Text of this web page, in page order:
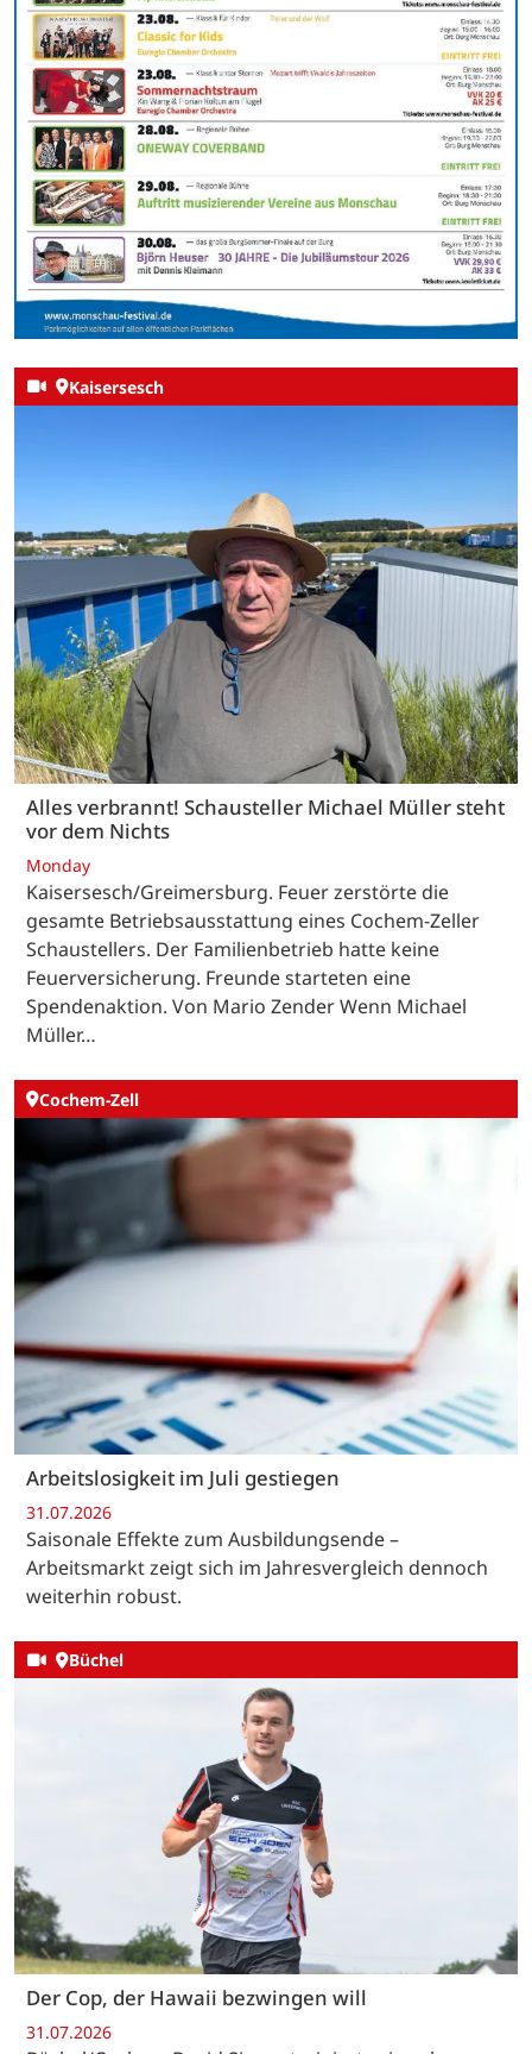
Kaisersesch
Alles verbrannt! Schausteller Michael Müller steht
vor dem Nichts
Monday
Kaisersesch/Greimersburg. Feuer zerstörte die
gesamte Betriebsausstattung eines Cochem-Zeller
Schaustellers. Der Familienbetrieb hatte keine
Feuerversicherung. Freunde starteten eine
Spendenaktion. Von Mario Zender Wenn Michael
Müller…
Cochem-Zell
Arbeitslosigkeit im Juli gestiegen
31.07.2026
Saisonale Effekte zum Ausbildungsende –
Arbeitsmarkt zeigt sich im Jahresvergleich dennoch
weiterhin robust.
Büchel
Der Cop, der Hawaii bezwingen will
31.07.2026